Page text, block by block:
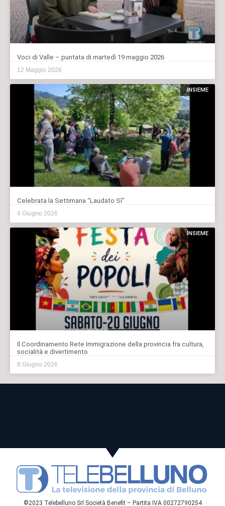
Voci di Valle – puntata di martedì 19 maggio 2026
12 Maggio 2026
INSIEME
Celebrata la Settimana “Laudato Sì”
4 Giugno 2026
INSIEME
Il Coordinamento Rete Immigrazione della provincia fra cultura,
socialità e divertimento
8 Giugno 2026
©2023 Telebelluno Srl Società Benefit – Partita IVA 00272790254